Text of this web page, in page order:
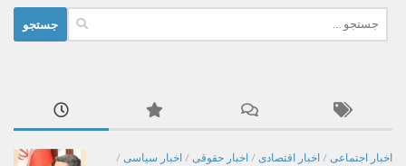
برای:
اخبار اجتماعی / اخبار اقتصادی / اخبار حقوقی / اخبار سیاسی /